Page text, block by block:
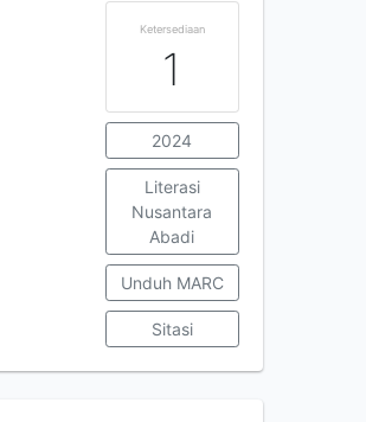
Ketersediaan
1
2024
Literasi
Nusantara
Abadi
Unduh MARC
Sitasi